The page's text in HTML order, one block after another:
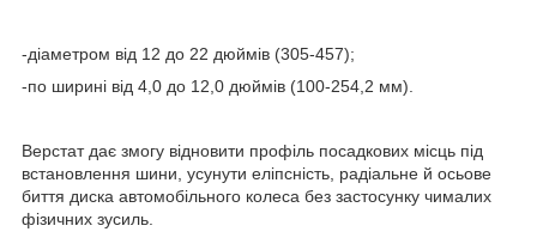
-діаметром від 12 до 22 дюймів (305-457);
-по ширині від 4,0 до 12,0 дюймів (100-254,2 мм).
Верстат дає змогу відновити профіль посадкових місць під
встановлення шини, усунути еліпсність, радіальне й осьове
биття диска автомобільного колеса без застосунку чималих
фізичних зусиль.